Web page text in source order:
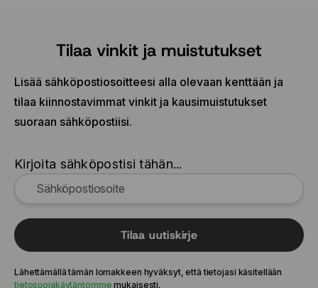
Tilaa vinkit ja muistutukset
Lisää sähköpostiosoitteesi alla olevaan kenttään ja
tilaa kiinnostavimmat vinkit ja kausimuistutukset
suoraan sähköpostiisi.
Kirjoita sähköpostisi tähän...
Tilaa uutiskirje
Lähettämällä tämän lomakkeen hyväksyt, että tietojasi käsitellään
tietosuojakäytäntömme mukaisesti.